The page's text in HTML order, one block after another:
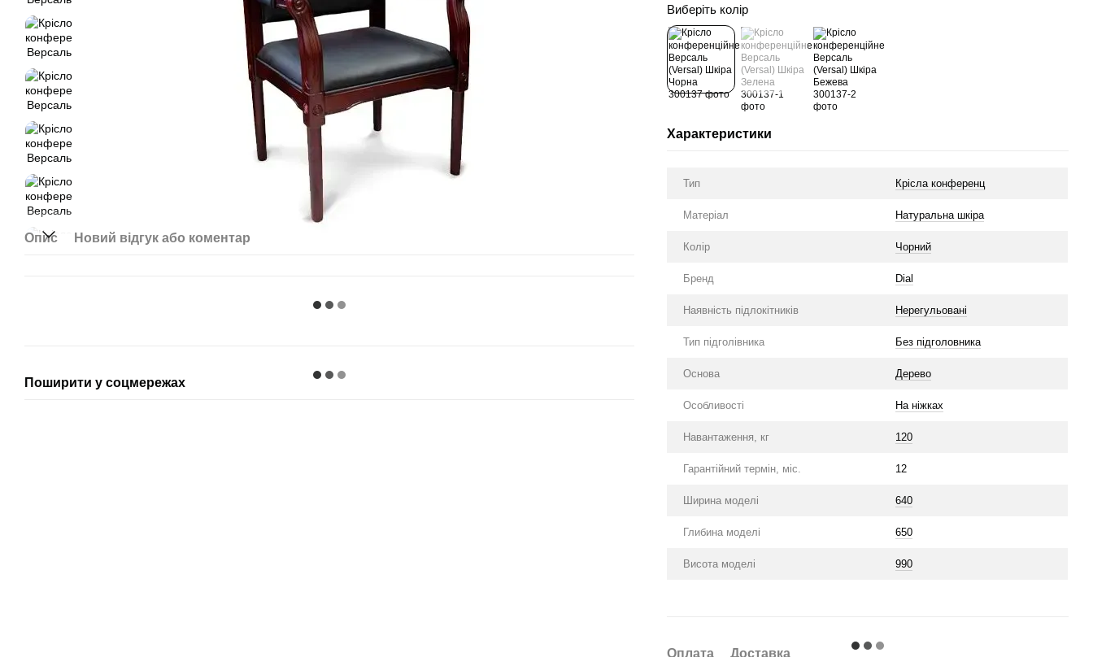
Опис Новий відгук або коментар
Поширити у соцмережах
Виберіть колір
Характеристики
Тип Крісла конференц
Матеріал Натуральна шкіра
Колір Чорний
Бренд Dial
Наявність підлокітників Нерегульовані
Тип підголівника Без підголовника
Основа Дерево
Особливості На ніжках
Навантаження, кг 120
Гарантійний термін, міс. 12
Ширина моделі 640
Глибина моделі 650
Висота моделі 990
Оплата Доставка